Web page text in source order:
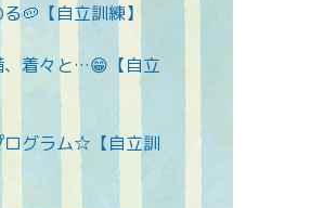
🥔【自立訓練】
、着々と…😁【自立
グラム☆【自立訓